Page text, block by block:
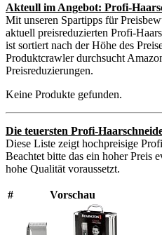
Akteull im Angebot: Profi-
Mit unseren Spartipps für
aktuell preisreduzierten Profi-
ist sortiert nach der Höhe des
Produktcrawler durchsucht
Preisreduzierungen.
Keine Produkte gefunden.
Die teuersten Profi-
Diese Liste zeigt hochpreisige
Beachtet bitte das ein hoher Preis
hohe Qualität voraussetzt.
# Vorschau